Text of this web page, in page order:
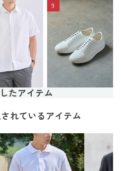
9
たアイテム
れているアイテム